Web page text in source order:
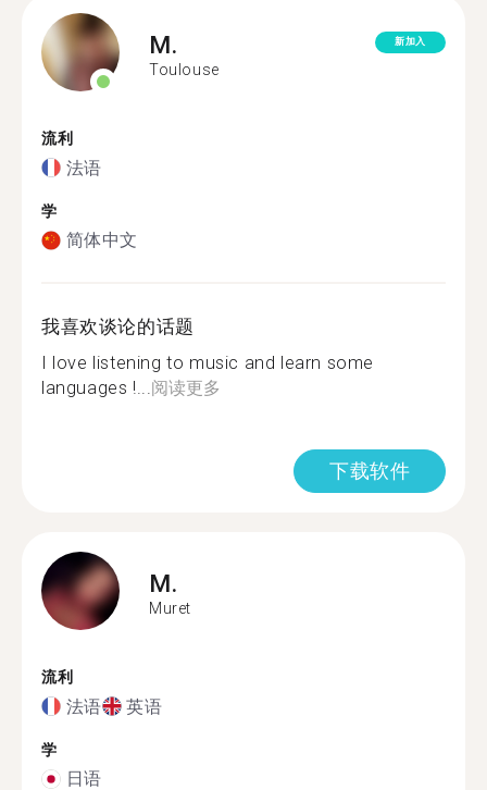
M.
Toulouse
新加入
流利
法语
学
简体中文
我喜欢谈论的话题
I love listening to music and learn some
languages !...阅读更多
下载软件
M.
Muret
流利
法语 英语
学
日语